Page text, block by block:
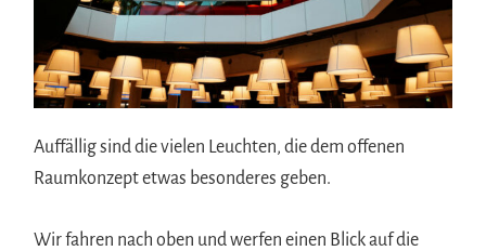
Auffällig sind die vielen Leuchten, die dem offenen
Raumkonzept etwas besonderes geben.
Wir fahren nach oben und werfen einen Blick auf die